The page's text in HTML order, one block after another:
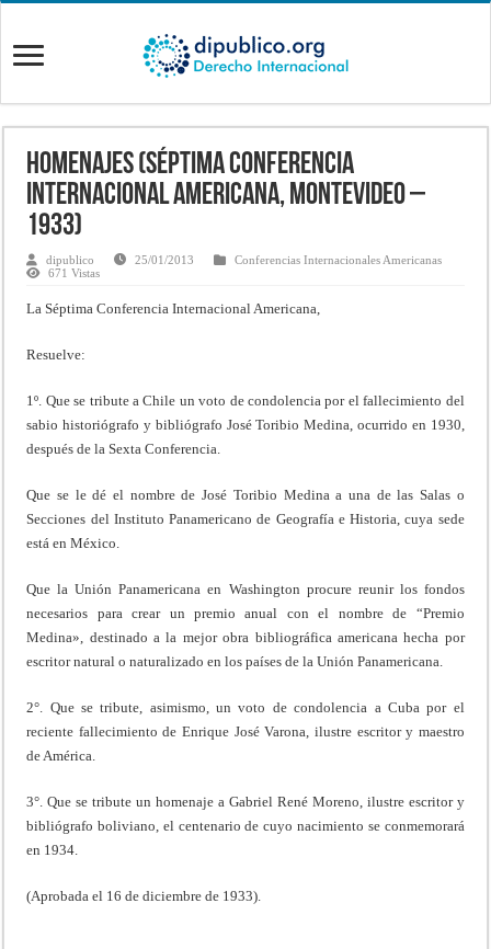
Homenajes (Séptima Conferencia
Internacional Americana, Montevideo –
1933)
dipublico 25/01/2013
Conferencias Internacionales Americanas
671 Vistas
La Séptima Conferencia Internacional Americana,
Resuelve:
1º. Que se tribute a Chile un voto de condolencia por el fallecimiento del
sabio historiógrafo y bibliógrafo José Toribio Medina, ocurrido en 1930,
después de la Sexta Conferencia.
Que se le dé el nombre de José Toribio Medina a una de las Salas o
Secciones del Instituto Panamericano de Geografía e Historia, cuya sede
está en México.
Que la Unión Panamericana en Washington procure reunir los fondos
necesarios para crear un premio anual con el nombre de “Premio
Medina», destinado a la mejor obra bibliográfica americana hecha por
escritor natural o naturalizado en los países de la Unión Panamericana.
2°. Que se tribute, asimismo, un voto de condolencia a Cuba por el
reciente fallecimiento de Enrique José Varona, ilustre escritor y maestro
de América.
3°. Que se tribute un homenaje a Gabriel René Moreno, ilustre escritor y
bibliógrafo boliviano, el centenario de cuyo nacimiento se conmemorará
en 1934.
(Aprobada el 16 de diciembre de 1933).